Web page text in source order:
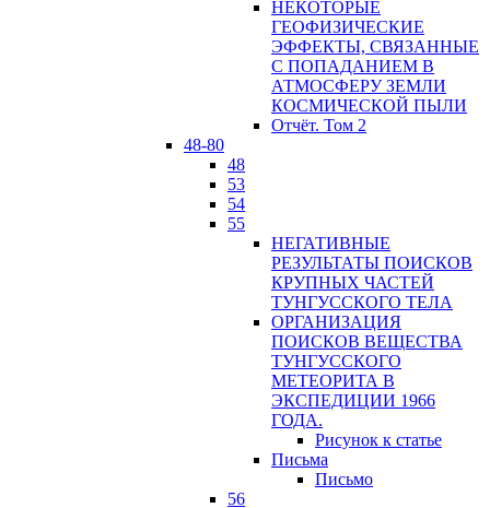
НЕКОТОРЫЕ
ГЕОФИЗИЧЕСКИЕ
ЭФФЕКТЫ, СВЯЗАННЫЕ
С ПОПАДАНИЕМ В
АТМОСФЕРУ ЗЕМЛИ
КОСМИЧЕСКОЙ ПЫЛИ
Отчёт. Том 2
48-80
48
53
54
55
НЕГАТИВНЫЕ
РЕЗУЛЬТАТЫ ПОИСКОВ
КРУПНЫХ ЧАСТЕЙ
ТУНГУССКОГО ТЕЛА
ОРГАНИЗАЦИЯ
ПОИСКОВ ВЕЩЕСТВА
ТУНГУССКОГО
МЕТЕОРИТА В
ЭКСПЕДИЦИИ 1966
ГОДА.
Рисунок к статье
Письма
Письмо
56